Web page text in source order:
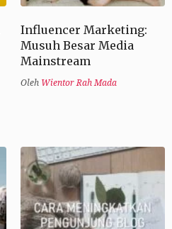
Influencer Marketing:
Musuh Besar Media
Mainstream
Oleh Wientor Rah Mada